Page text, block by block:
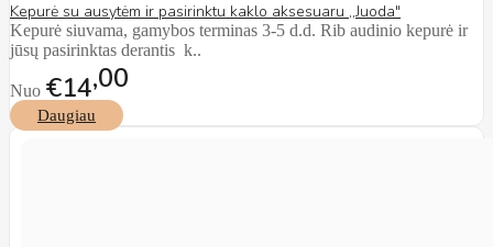
Kepurė su ausytėm ir pasirinktu kaklo aksesuaru ,,Juoda"
Kepurė siuvama, gamybos terminas 3-5 d.d. Rib audinio kepurė ir
jūsų pasirinktas derantis k..
Nuo €14 00
Daugiau